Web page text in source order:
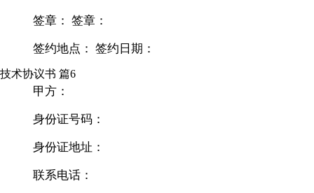
签章： 签章：
签约地点： 签约日期：
技术协议书 篇6
甲方：
身份证号码：
身份证地址：
联系电话：